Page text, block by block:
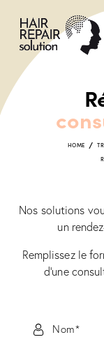
HOME
Nos solutions
un
Remplissez le
d’une